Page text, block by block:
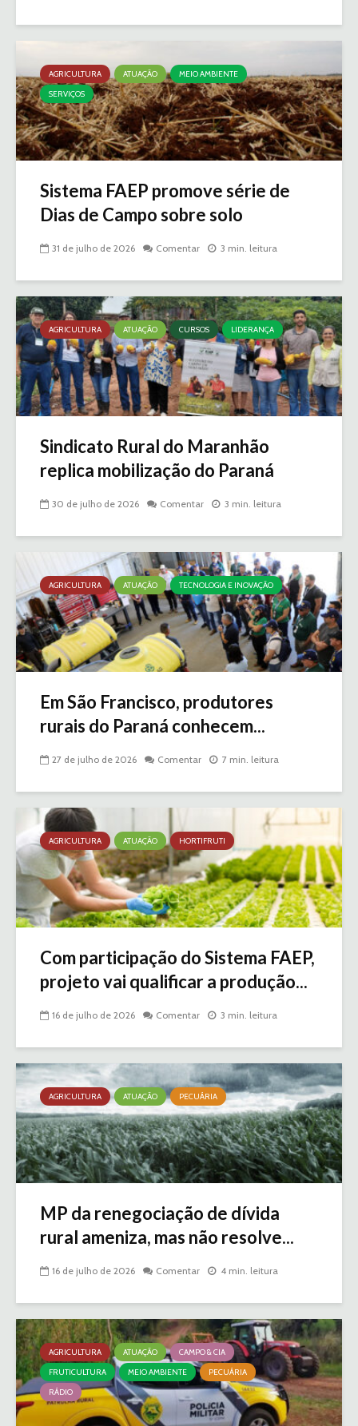
AGRICULTURA ATUAÇÃO
MEIO AMBIENTE
SERVIÇOS
Sistema FAEP promove série de
Dias de Campo sobre solo
31 de julho de 2026 Comentar 3 min. leitura
AGRICULTURA ATUAÇÃO CURSOS LIDERANÇA
Sindicato Rural do Maranhão
replica mobilização do Paraná
30 de julho de 2026 Comentar 3 min. leitura
AGRICULTURA ATUAÇÃO TECNOLOGIA E INOVAÇÃO
Em São Francisco, produtores
rurais do Paraná conhecem...
27 de julho de 2026 Comentar 7 min. leitura
AGRICULTURA ATUAÇÃO HORTIFRUTI
Com participação do Sistema FAEP,
projeto vai qualificar a produção...
16 de julho de 2026 Comentar 3 min. leitura
AGRICULTURA ATUAÇÃO PECUÁRIA
MP da renegociação de dívida
rural ameniza, mas não resolve...
16 de julho de 2026 Comentar 4 min. leitura
AGRICULTURA ATUAÇÃO
CAMPO & CIA
FRUTICULTURA
MEIO AMBIENTE
PECUÁRIA
RÁDIO